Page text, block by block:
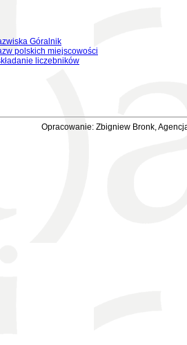
Góralnik
polskich miejscowości
liczebników
Opracowanie: Zbigniew Bronk,